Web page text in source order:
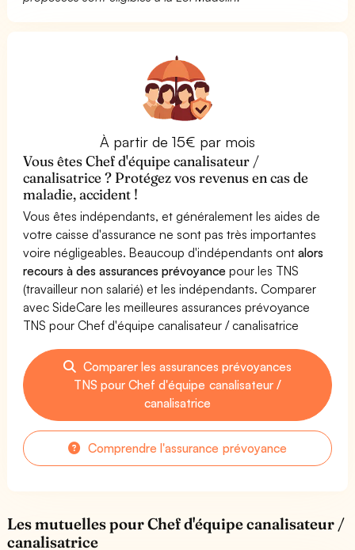
À partir de 15€ par mois
Vous êtes Chef d'équipe canalisateur /
canalisatrice ? Protégez vos revenus en cas de
maladie, accident !
Vous êtes indépendants, et généralement les aides de
votre caisse d'assurance ne sont pas très importantes
voire négligeables. Beaucoup d'indépendants ontalors
recours à des assurances prévoyance pour les TNS
(travailleur non salarié) et les indépendants. Comparer
avec SideCare les meilleures assurances prévoyance
TNS pour Chef d'équipe canalisateur / canalisatrice
Comparer les assurances prévoyances
TNS pour Chef d'équipe canalisateur /
canalisatrice
Comprendre l'assurance prévoyance
Les mutuelles pour Chef d'équipe canalisateur /
canalisatrice